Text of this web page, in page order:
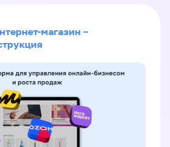
магазин –